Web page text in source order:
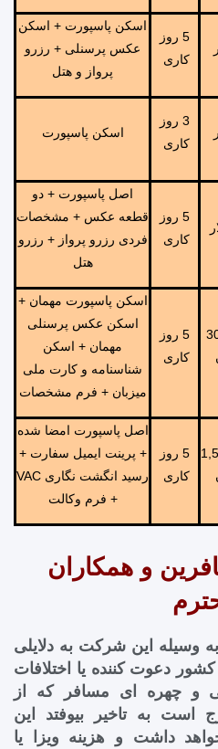
5 روز
کاری
اسکن پاسپورت + اسکن
عکس پرسنلی + رزرو
پرواز و هتل
3 روز
کاری
اسکن پاسپورت
5 روز
کاری
اصل پاسپورت + دو
قطعه عکس + مشخصات
فردی رزرو پرواز + رزرو
هتل
5 روز
کاری
اسکن پاسپورت مهمان +
اسکن عکس پرسنلی
مهمان + اسکن
شناسنامه و کارت ملی
میزبان + فرم مشخصات
5 روز
کاری
اصل پاسپورت امضا شده
+ پرینت ایمیل سفارت +
رسید انگشت نگاری VAC
+ فرم وکالت
و همکاران
وسیله این شرکت به دلایلی
دعوت کننده یا اختلافات
و چهره ای مسافر که از
است به تاخیر بیوفتد این
داشت و هزینه ویزا یا